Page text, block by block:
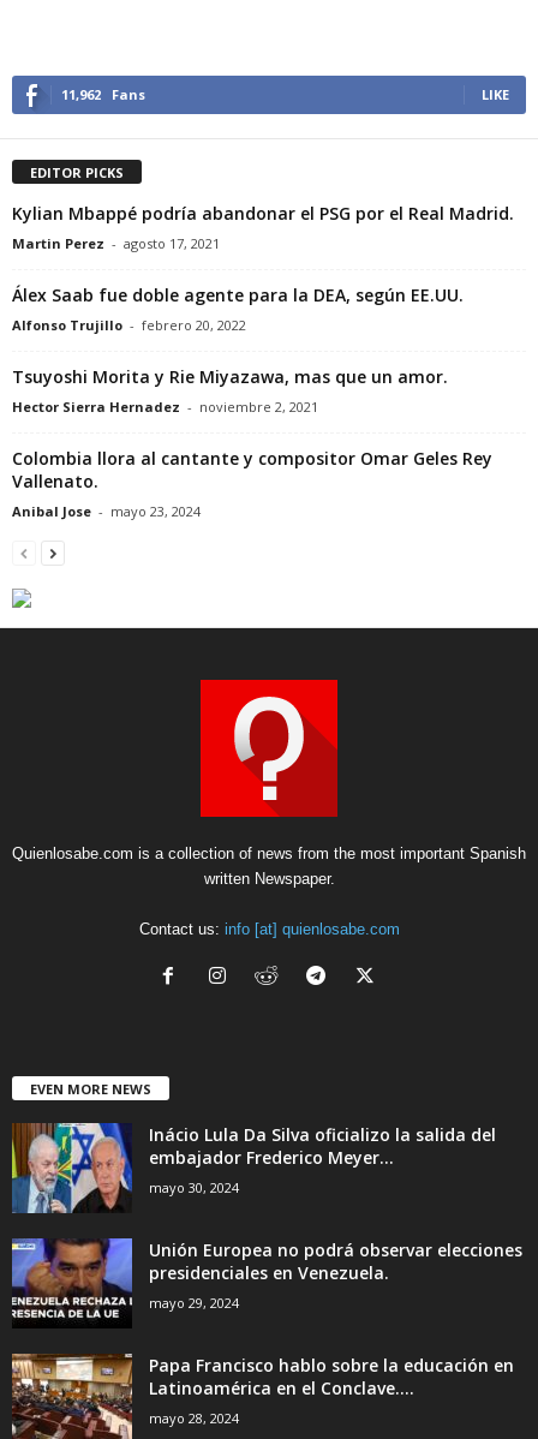
11,962 Fans LIKE
EDITOR PICKS
Kylian Mbappé podría abandonar el PSG por el Real Madrid.
Martin Perez - agosto 17, 2021
Álex Saab fue doble agente para la DEA, según EE.UU.
Alfonso Trujillo - febrero 20, 2022
Tsuyoshi Morita y Rie Miyazawa, mas que un amor.
Hector Sierra Hernadez - noviembre 2, 2021
Colombia llora al cantante y compositor Omar Geles Rey
Vallenato.
Anibal Jose - mayo 23, 2024
Quienlosabe.com is a collection of news from the most important Spanish
written Newspaper.
Contact us: info [at] quienlosabe.com
EVEN MORE NEWS
Inácio Lula Da Silva oficializo la salida del
embajador Frederico Meyer...
mayo 30, 2024
Unión Europea no podrá observar elecciones
presidenciales en Venezuela.
mayo 29, 2024
Papa Francisco hablo sobre la educación en
Latinoamérica en el Conclave....
mayo 28, 2024